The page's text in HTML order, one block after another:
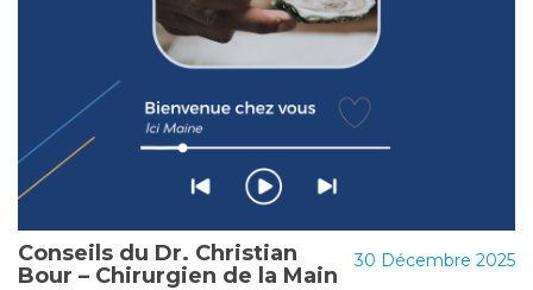
30 Décembre 2025
Conseils du Dr. Christian
Bour – Chirurgien de la Main